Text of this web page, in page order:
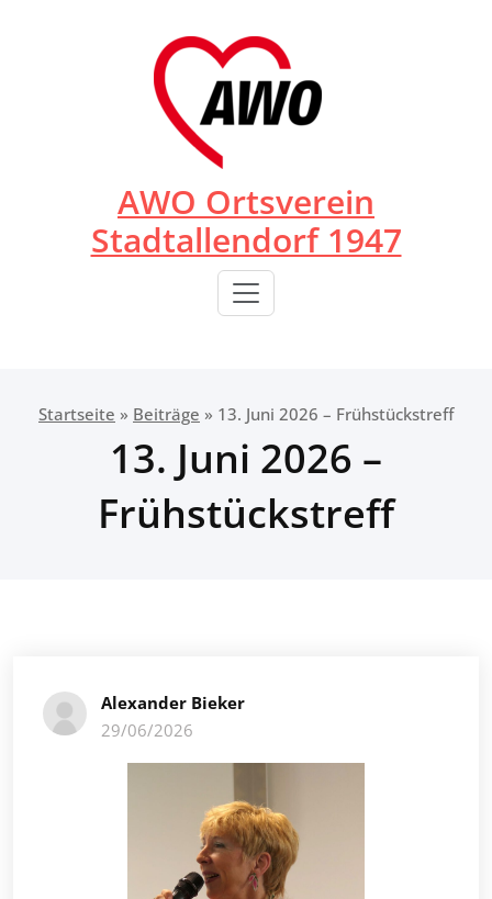
AWO Ortsverein
Stadtallendorf 1947
Startseite » Beiträge » 13. Juni 2026 – Frühstückstreff
13. Juni 2026 –
Frühstückstreff
Alexander Bieker
29/06/2026